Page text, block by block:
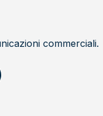
commerciali.